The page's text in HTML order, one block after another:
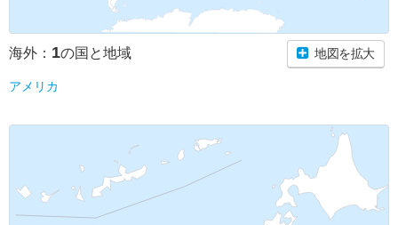
海外： 1の国と地域 地図を拡大
アメリカ